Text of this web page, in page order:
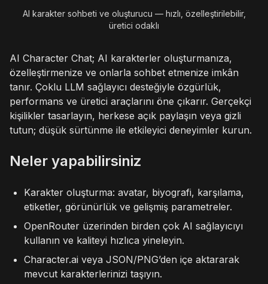
AI karakter sohbeti ve oluşturucu — hızlı, özelleştirilebilir,
üretici odaklı
AI Character Chat; AI karakterler oluşturmanıza,
özelleştirmenize ve onlarla sohbet etmenize imkân
tanır. Çoklu LLM sağlayıcı desteğiyle özgürlük,
performans ve üretici araçlarını öne çıkarır. Gerçekçi
kişilikler tasarlayın, herkese açık paylaşın veya gizli
tutun; düşük sürtünme ile etkileyici deneyimler kurun.
Neler yapabilirsiniz
Karakter oluşturma: avatar, biyografi, karşılama,
etiketler, görünürlük ve gelişmiş parametreler.
OpenRouter üzerinden birden çok AI sağlayıcıyı
kullanın ve kaliteyi hızlıca yineleyin.
Character.ai veya JSON/PNG’den içe aktararak
mevcut karakterlerinizi taşıyın.